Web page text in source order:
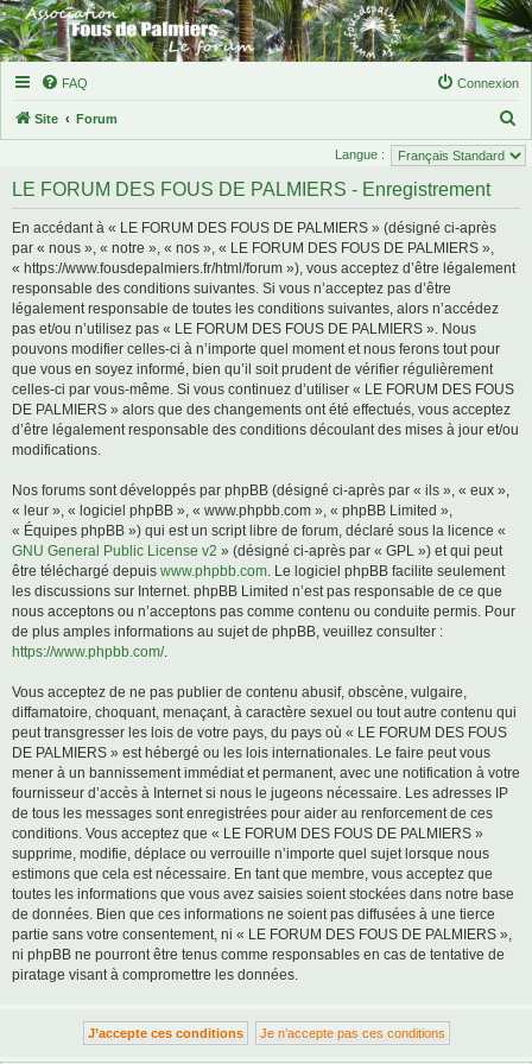
FAQ Connexion
Site Forum
e
Langue :
LE FORUM DES FOUS DE PALMIERS - Enregistrement
En accédant à « LE FORUM DES FOUS DE PALMIERS » (désigné ci-après
par « nous », « notre », « nos », « LE FORUM DES FOUS DE PALMIERS »,
« https://www.fousdepalmiers.fr/html/forum »), vous acceptez d’être légalement
responsable des conditions suivantes. Si vous n’acceptez pas d’être
légalement responsable de toutes les conditions suivantes, alors n’accédez
pas et/ou n’utilisez pas « LE FORUM DES FOUS DE PALMIERS ». Nous
pouvons modifier celles-ci à n’importe quel moment et nous ferons tout pour
que vous en soyez informé, bien qu’il soit prudent de vérifier régulièrement
celles-ci par vous-même. Si vous continuez d’utiliser « LE FORUM DES FOUS
DE PALMIERS » alors que des changements ont été effectués, vous acceptez
d’être légalement responsable des conditions découlant des mises à jour et/ou
modifications.
Nos forums sont développés par phpBB (désigné ci-après par « ils », « eux »,
« leur », « logiciel phpBB », « www.phpbb.com », « phpBB Limited »,
« Équipes phpBB ») qui est un script libre de forum, déclaré sous la licence «
GNU General Public License v2 » (désigné ci-après par « GPL ») et qui peut
être téléchargé depuis www.phpbb.com. Le logiciel phpBB facilite seulement
les discussions sur Internet. phpBB Limited n’est pas responsable de ce que
nous acceptons ou n’acceptons pas comme contenu ou conduite permis. Pour
de plus amples informations au sujet de phpBB, veuillez consulter :
https://www.phpbb.com/.
Vous acceptez de ne pas publier de contenu abusif, obscène, vulgaire,
diffamatoire, choquant, menaçant, à caractère sexuel ou tout autre contenu qui
peut transgresser les lois de votre pays, du pays où « LE FORUM DES FOUS
DE PALMIERS » est hébergé ou les lois internationales. Le faire peut vous
mener à un bannissement immédiat et permanent, avec une notification à votre
fournisseur d’accès à Internet si nous le jugeons nécessaire. Les adresses IP
de tous les messages sont enregistrées pour aider au renforcement de ces
conditions. Vous acceptez que « LE FORUM DES FOUS DE PALMIERS »
supprime, modifie, déplace ou verrouille n’importe quel sujet lorsque nous
estimons que cela est nécessaire. En tant que membre, vous acceptez que
toutes les informations que vous avez saisies soient stockées dans notre base
de données. Bien que ces informations ne soient pas diffusées à une tierce
partie sans votre consentement, ni « LE FORUM DES FOUS DE PALMIERS »,
ni phpBB ne pourront être tenus comme responsables en cas de tentative de
piratage visant à compromettre les données.